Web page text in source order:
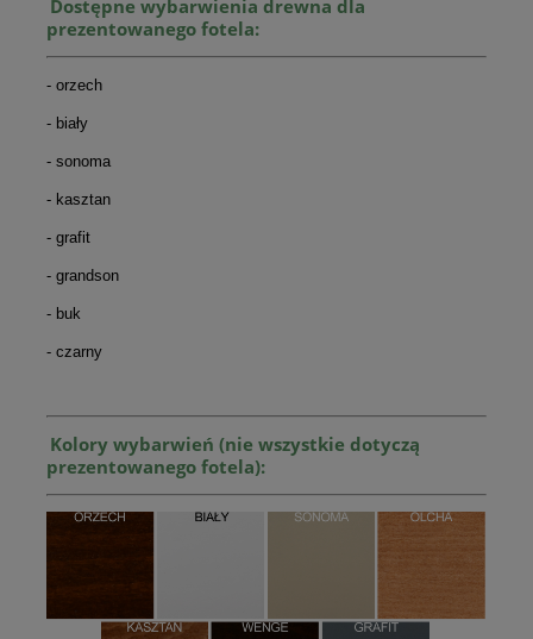
Dostępne wybarwienia drewna dla
prezentowanego fotela:
- orzech
- biały
- sonoma
- kasztan
- grafit
- grandson
- buk
- czarny
Kolory wybarwień (nie wszystkie dotyczą
prezentowanego fotela):